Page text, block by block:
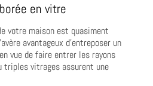
en vitre
votre maison est quasiment
avantageux d’entreposer un
vue de faire entrer les rayons
triples vitrages assurent une